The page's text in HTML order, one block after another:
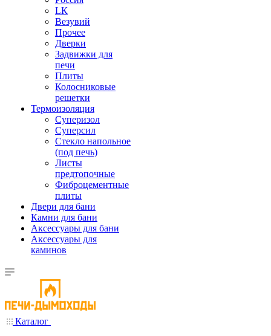
LК
Везувий
Прочее
Дверки
Задвижки для
печи
Плиты
Колосниковые
решетки
Термоизоляция
Суперизол
Суперсил
Стекло напольное
(под печь)
Листы
предтопочные
Фиброцементные
плиты
Двери для бани
Камни для бани
Аксессуары для бани
Аксессуары для
каминов
Каталог